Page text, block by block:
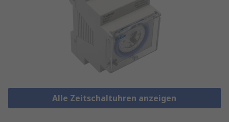
Alle Zeitschaltuhren anzeigen